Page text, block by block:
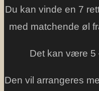
Du kan vinde en 7
med matchende øl
Det kan være 5
Den vil arrangeres